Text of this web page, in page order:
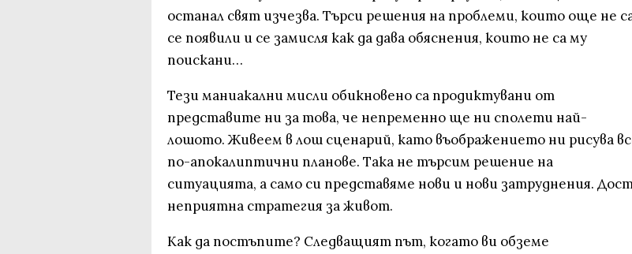
останал свят изчезва. Търси решения на проблеми, които още не
се появили и се замисля как да дава обяснения, които не са му
поискани…
Тези маниакални мисли обикновено са продиктувани от
представите ни за това, че непременно ще ни сполети най-
лошото. Живеем в лош сценарий, като въображението ни рисува
по-апокалиптични планове. Така не търсим решение на
ситуацията, а само си представяме нови и нови затруднения.
неприятна стратегия за живот.
Как да постъпите? Следващият път, когато ви обземе